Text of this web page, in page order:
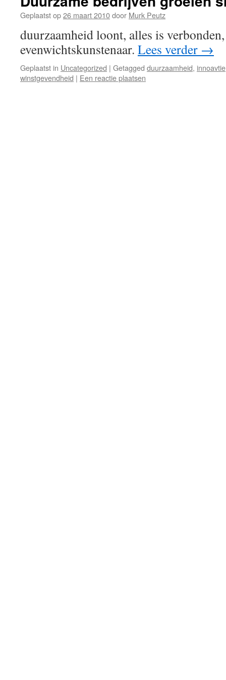
Geplaatst op26 maart 2010door Murk Peutz
duurzaamheid loont, alles is
evenwichtskunstenaar. Lees verder →
Geplaatst in Uncategorized | Getagged duurzaamheid, innoavtie
winstgevendheid | Een reactie plaatsen